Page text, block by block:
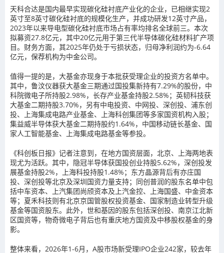
天科合达是国内最早实现碳化硅衬底产业化的企业，已相继实现2
英寸至8英寸碳化硅衬底的规模化生产，并成功研发12英寸产品，
2023年以来导电型碳化硅衬底市场占有率均排名全球前三。本次
拟募资27.8亿元，其中20亿元用于第三代半导体碳化硅材料扩产项
目。财务方面，其2025年仍处于亏损状态，归母净利润约为-6.64
亿元，保荐机构为中金公司。
值得一提的是，大基金亦现身于本批获受理企业的投资方名单中。
其中，鲁汶仪器获大基金三期通过国投集新持有7.29%的股份，中
科院微电子所持股2.98%，长存产业基金持股2.58%；英韧科技获
大基金二期持股3.70%，另有中电投资、中网投、深创投、浦东创
投、上海集成电路产业基金、上海科创集团等多家国资机构入股；
集益威半导体获大基金二期持股约1.64%，中国移动链长基金、国
家人工智能基金、上海集成电路基金等参投。
《科创板日报》记者注意到，在地方国资层面，北京、上海两地表
现尤为活跃。其中，隐冠半导体获国投创业持股5.62%，深创投发
展基金持股2%，上海科投持股1.48%；东方晶源背后有亦庄国
投、深创投等北京及深圳国资力量支持；同创普润的股东名单中包
括中车资本、上汽集团尚颀资本及上汽金控、上海国盛、中金资本
等；夏禾科技则有北京京国管股权投资基金、国家制造业转型升级
基金等国资股东。此外，世和基因的股东包括深创投、南京江北新
区国资等，物奇微电子背后也有重庆地方国资及中移股权基金的身
影。
整体来看，2026年1-6月，A股市场新受理IPO企业242家，较去年